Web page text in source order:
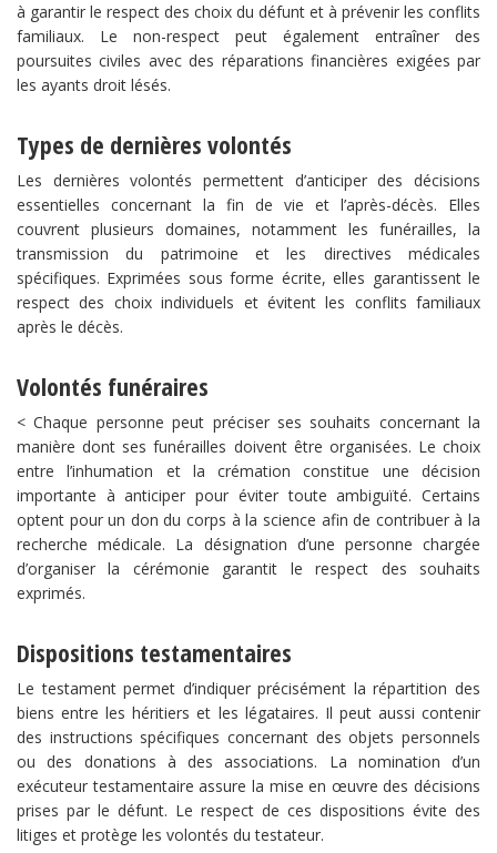
à garantir le respect des choix du défunt et à prévenir les conflits
familiaux. Le non-respect peut également entraîner des
poursuites civiles avec des réparations financières exigées par
les ayants droit lésés.
Types de dernières volontés
Les dernières volontés permettent d’anticiper des décisions
essentielles concernant la fin de vie et l’après-décès. Elles
couvrent plusieurs domaines, notamment les funérailles, la
transmission du patrimoine et les directives médicales
spécifiques. Exprimées sous forme écrite, elles garantissent le
respect des choix individuels et évitent les conflits familiaux
après le décès.
Volontés funéraires
< Chaque personne peut préciser ses souhaits concernant la
manière dont ses funérailles doivent être organisées. Le choix
entre l’inhumation et la crémation constitue une décision
importante à anticiper pour éviter toute ambiguïté. Certains
optent pour un don du corps à la science afin de contribuer à la
recherche médicale. La désignation d’une personne chargée
d’organiser la cérémonie garantit le respect des souhaits
exprimés.
Dispositions testamentaires
Le testament permet d’indiquer précisément la répartition des
biens entre les héritiers et les légataires. Il peut aussi contenir
des instructions spécifiques concernant des objets personnels
ou des donations à des associations. La nomination d’un
exécuteur testamentaire assure la mise en œuvre des décisions
prises par le défunt. Le respect de ces dispositions évite des
litiges et protège les volontés du testateur.